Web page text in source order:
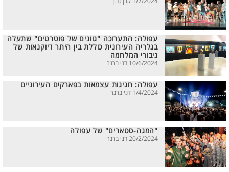
עפולה: התערוכה "גוונים של פוטרטים" שתעלה
בגלריה העירונית כוללת בין היתר דיוקנאות של
גיבורי המלחמה
10/6/2024 דני ברנר
עפולה: חגיגות עצמאות בפארקים העירוניים
1/4/2024 דני ברנר
"המגה-סטארים" של עפולה
20/2/2024 דני ברנר